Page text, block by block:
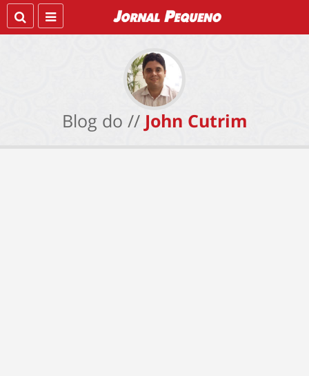
Blog do // John Cutrim